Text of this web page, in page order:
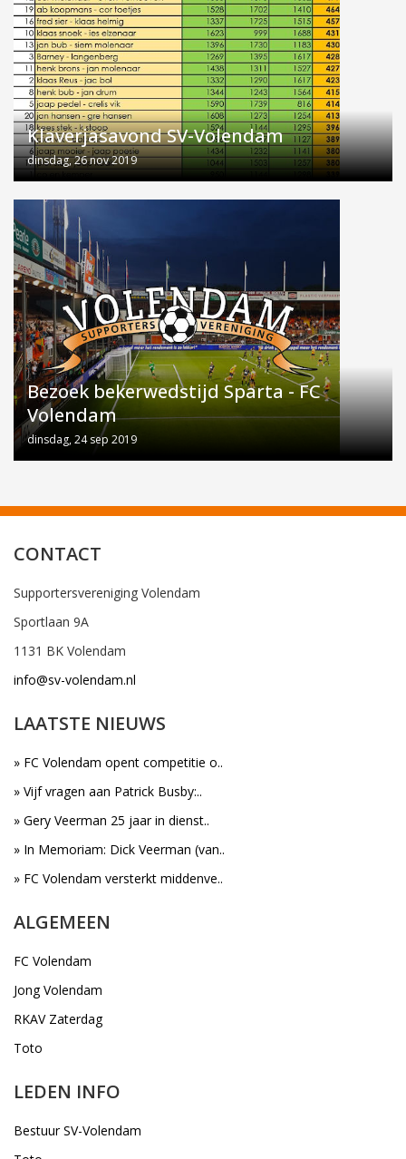
Klaverjasavond SV-Volendam
dinsdag, 26 nov 2019
Bezoek bekerwedstijd Sparta - FC
Volendam
dinsdag, 24 sep 2019
CONTACT
Supportersvereniging Volendam
Sportlaan 9A
1131 BK Volendam
info@sv-volendam.nl
LAATSTE NIEUWS
» FC Volendam opent competitie o..
» Vijf vragen aan Patrick Busby:..
» Gery Veerman 25 jaar in dienst..
» In Memoriam: Dick Veerman (van..
» FC Volendam versterkt middenve..
ALGEMEEN
FC Volendam
Jong Volendam
RKAV Zaterdag
Toto
LEDEN INFO
Bestuur SV-Volendam